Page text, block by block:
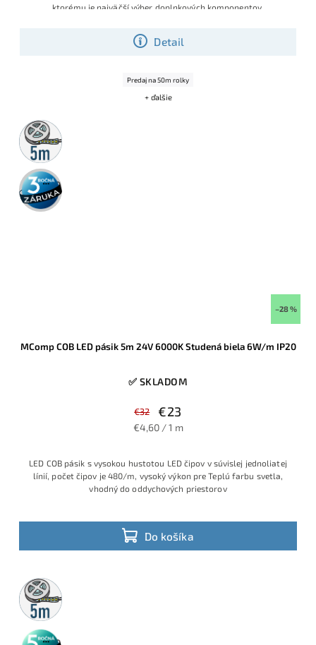
Detail
ktorému je najväčší výber doplnkových komponentov
Predaj na 50m rolky
+ ďalšie
5m
rolka
3 roky
záruka
–28 %
MComp COB LED pásik 5m 24V 6000K Studená biela 6W/m IP20
✅ SKLADOM
€32 €23
€4,60 / 1 m
Do košíka
LED COB pásik s vysokou hustotou LED čipov v súvislej jednoliatej
línií, počet čipov je 480/m, vysoký výkon pre Teplú farbu svetla,
vhodný do oddychových priestorov
5m
rolka
5 rokov